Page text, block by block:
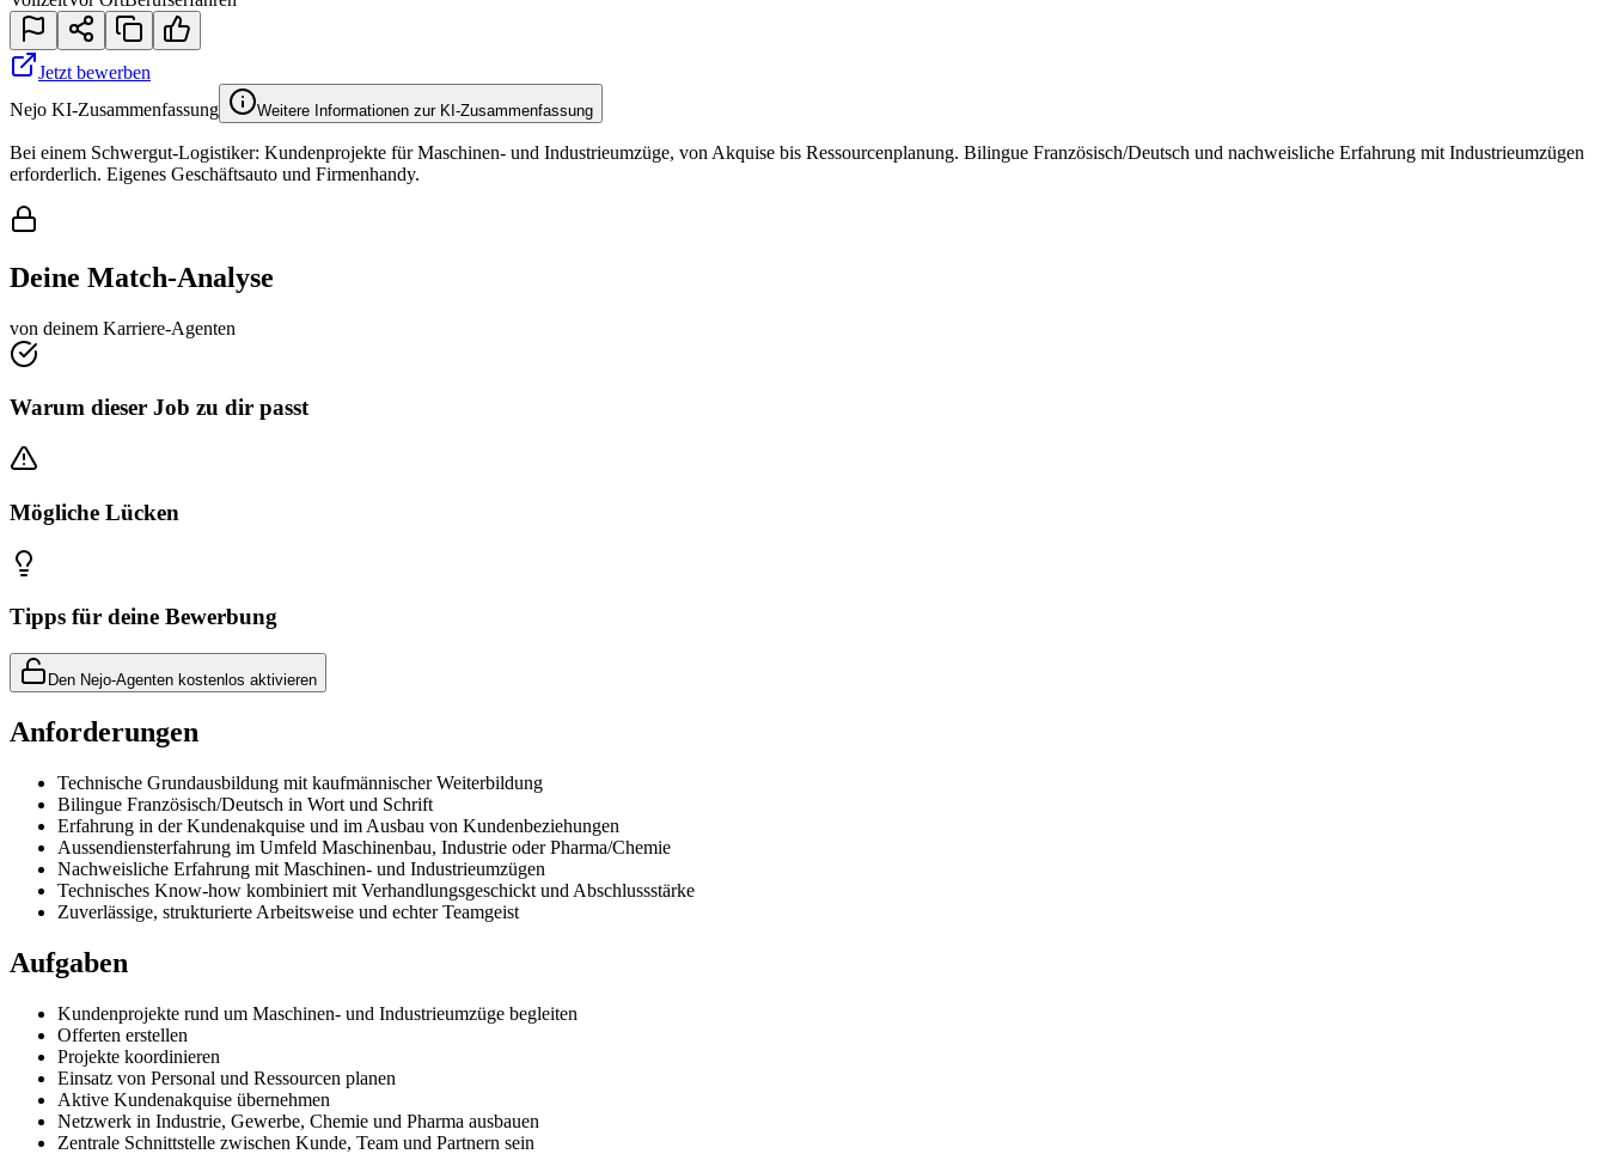
Jetzt bewerben
Nejo KI-Zusammenfassung
Weitere Informationen zur KI-Zusammenfassung
Bei einem Schwergut-Logistiker: Kundenprojekte für Maschinen- und Industrieumzüge, von Akquise bis Ressourcenplanung. Bilingue Französisch/Deutsch und nachweisliche Erfahrung mit Industrieumzügen
erforderlich. Eigenes Geschäftsauto und Firmenhandy.
Deine Match-Analyse
von deinem Karriere-Agenten
Warum dieser Job zu dir passt
Mögliche Lücken
Tipps für deine Bewerbung
Den Nejo-Agenten kostenlos aktivieren
Anforderungen
Technische Grundausbildung mit kaufmännischer Weiterbildung
Bilingue Französisch/Deutsch in Wort und Schrift
Erfahrung in der Kundenakquise und im Ausbau von Kundenbeziehungen
Aussendiensterfahrung im Umfeld Maschinenbau, Industrie oder Pharma/Chemie
Nachweisliche Erfahrung mit Maschinen- und Industrieumzügen
Technisches Know-how kombiniert mit Verhandlungsgeschickt und Abschlussstärke
Zuverlässige, strukturierte Arbeitsweise und echter Teamgeist
Aufgaben
Kundenprojekte rund um Maschinen- und Industrieumzüge begleiten
Offerten erstellen
Projekte koordinieren
Einsatz von Personal und Ressourcen planen
Aktive Kundenakquise übernehmen
Netzwerk in Industrie, Gewerbe, Chemie und Pharma ausbauen
Zentrale Schnittstelle zwischen Kunde, Team und Partnern sein